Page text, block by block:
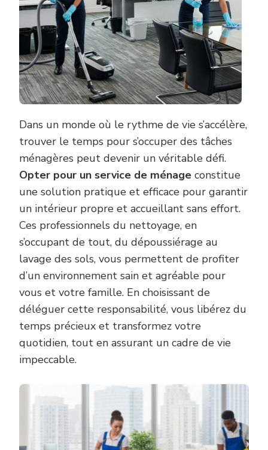
Dans un monde où le rythme de vie s’accélère,
trouver le temps pour s’occuper des tâches
ménagères peut devenir un véritable défi.
Opter pour un service de ménage constitue
une solution pratique et efficace pour garantir
un intérieur propre et accueillant sans effort.
Ces professionnels du nettoyage, en
s’occupant de tout, du dépoussiérage au
lavage des sols, vous permettent de profiter
d’un environnement sain et agréable pour
vous et votre famille. En choisissant de
déléguer cette responsabilité, vous libérez du
temps précieux et transformez votre
quotidien, tout en assurant un cadre de vie
impeccable.